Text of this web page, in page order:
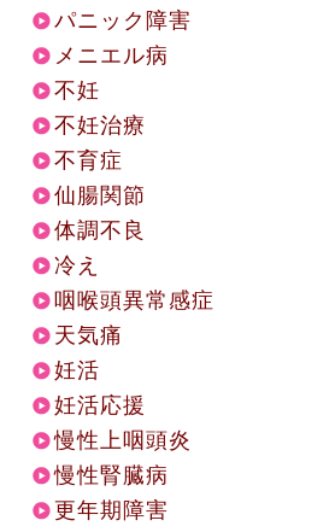
パニック障害
メニエル病
不妊
不妊治療
不育症
仙腸関節
体調不良
冷え
咽喉頭異常感症
天気痛
妊活
妊活応援
慢性上咽頭炎
慢性腎臓病
更年期障害